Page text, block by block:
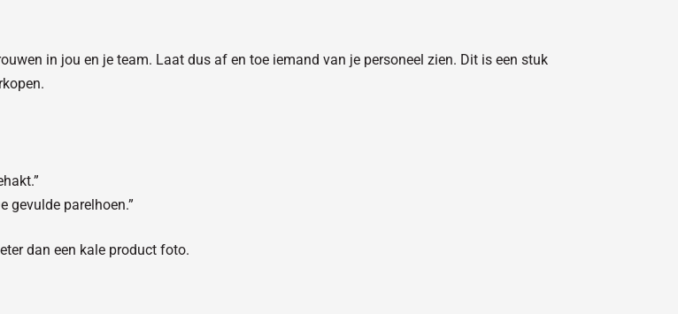
in jou en je team. Laat dus af en toe iemand van je personeel zien. Dit is een stuk
gevulde parelhoen.”
dan een kale product foto.